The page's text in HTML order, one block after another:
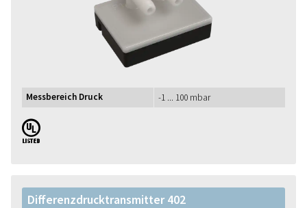
Messbereich Druck -1 ... 100 mbar
UL
Differenzdrucktransmitter 402